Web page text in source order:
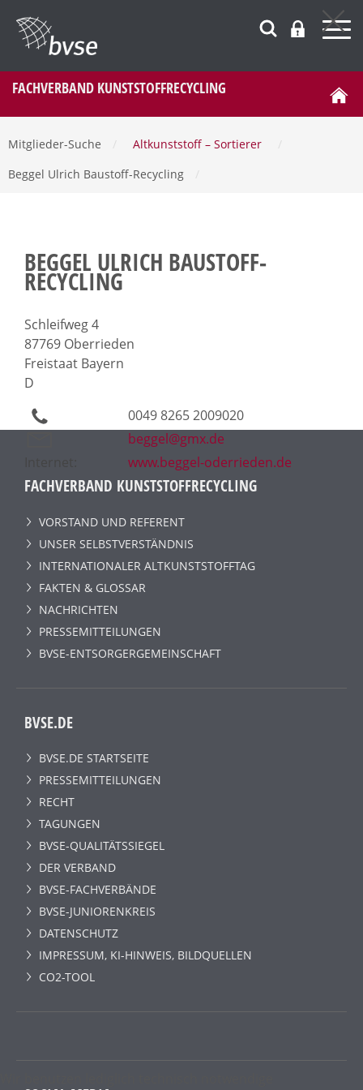
FACHVERBAND KUNSTSTOFFRECYCLING
Mitglieder-Suche Altkunststoff – Sortierer
Beggel Ulrich Baustoff-Recycling
BEGGEL ULRICH BAUSTOFF-
RECYCLING
Schleifweg 4
87769 Oberrieden
Freistaat Bayern
D
0049 8265 2009020
beggel@gmx.de
www.beggel-oderrieden.de
FACHVERBAND KUNSTSTOFFRECYCLING
VORSTAND UND REFERENT
UNSER SELBSTVERSTÄNDNIS
INTERNATIONALER ALTKUNSTSTOFFTAG
FAKTEN & GLOSSAR
NACHRICHTEN
PRESSEMITTEILUNGEN
BVSE-ENTSORGERGEMEINSCHAFT
BVSE.DE
BVSE.DE STARTSEITE
PRESSEMITTEILUNGEN
RECHT
TAGUNGEN
BVSE-QUALITÄTSSIEGEL
DER VERBAND
BVSE-FACHVERBÄNDE
BVSE-JUNIORENKREIS
DATENSCHUTZ
IMPRESSUM, KI-HINWEIS, BILDQUELLEN
CO2-TOOL